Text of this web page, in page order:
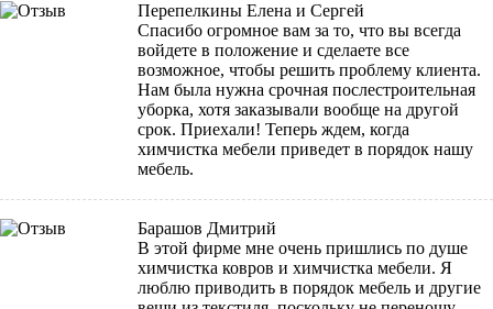
Перепелкины Елена и Сергей
Спасибо огромное вам за то, что вы всегда
войдете в положение и сделаете все
возможное, чтобы решить проблему клиента.
Нам была нужна срочная послестроительная
уборка, хотя заказывали вообще на другой
срок. Приехали! Теперь ждем, когда
химчистка мебели приведет в порядок нашу
мебель.
Барашов Дмитрий
В этой фирме мне очень пришлись по душе
химчистка ковров и химчистка мебели. Я
люблю приводить в порядок мебель и другие